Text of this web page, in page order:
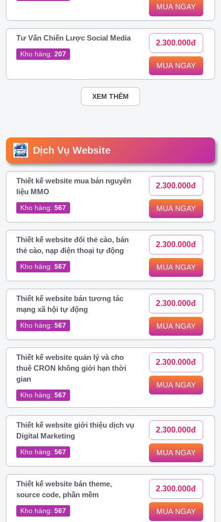
MUA NGAY
Tư Vấn Chiến Lược Social Media
Kho hàng: 207
2.300.000đ
MUA NGAY
XEM THÊM
Dịch Vụ Website
Thiết kế website mua bán nguyên
liệu MMO
Kho hàng: 567
2.300.000đ
MUA NGAY
Thiết kế website đổi thẻ cào, bán
thẻ cào, nạp điện thoại tự động
Kho hàng: 567
2.300.000đ
MUA NGAY
Thiết kế website bán tương tác
mạng xã hội tự động
Kho hàng: 567
2.300.000đ
MUA NGAY
Thiết kế website quản lý và cho
thuê CRON không giới hạn thời
gian
Kho hàng: 567
2.300.000đ
MUA NGAY
Thiết kế website giới thiệu dịch vụ
Digital Marketing
Kho hàng: 567
2.300.000đ
MUA NGAY
Thiết kế website bán theme,
source code, phần mềm
Kho hàng: 567
2.300.000đ
MUA NGAY